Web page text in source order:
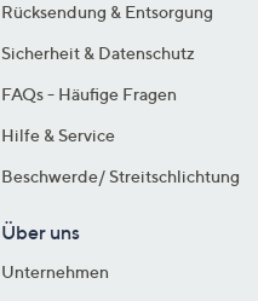
Rücksendung & Entsorgung
Sicherheit & Datenschutz
FAQs - Häufige Fragen
Hilfe & Service
Beschwerde/ Streitschlichtung
Über uns
Unternehmen